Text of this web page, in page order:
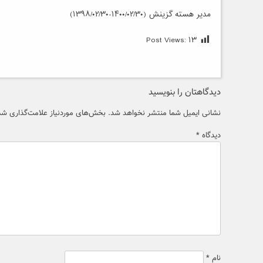
مدیر هسته گزینش (۱۴۰۰/۰۲/۳۰-۱۳۹۸/۰۲/۳۰)
Post Views: ۱۳
دیدگاهتان را بنویسید
نشانی ایمیل شما منتشر نخواهد شد. بخش‌های موردنیاز علامت‌گذاری
دیدگاه *
نام *